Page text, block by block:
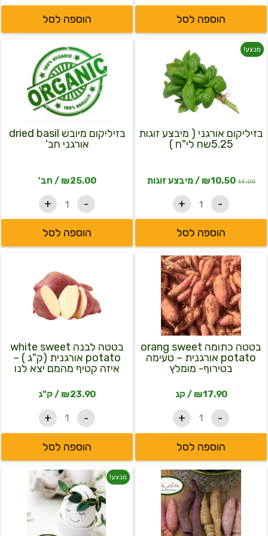
הוספה לסל הוספה לסל
מבצע!
בזיליקום אורגני ( מיבצע זוגות
5.25שח לי"ח )
14.00
המקורי
היה:
₪14.00.
₪10.50
המחיר
הנוכחי
הוא:
₪10.50.
/ מיבצע זוגות
-
של
בזיליקום
אורגני
(
מיבצע
זוגות
לי"ח
)
+
הוספה לסל
בזיליקום מיובש dried basil
אורגני חב'
₪25.00 / חב'
-
כמות
של
בזיליקום
מיובש
dried
basil
אורגני
חב'
+
הוספה לסל
בטטה כתומה orang sweet
potato אורגנית – טעימה
בטירוף- מומלץ
₪17.90 / קג
-
כמות
של
בטטה
כתומה
orang
sweet
potato
אורגנית
-
טעימה
בטירוף-
מומלץ
+
הוספה לסל
בטטה לבנה white sweet
potato אורגנית (ק"ג ) –
איזה קטיף מהמם יצא לנו
₪23.90 / ק"ג
-
בטטה
לבנה
white
sweet
potato
(ק"ג
)
-
איזה
מהמם
לנו
+
הוספה לסל
כמות
של
בטטה
סגולה
אורגנית
מבצע! המחיר
המקורי
היה:
המחיר
הנוכחי
הוא:
כמות
של
ביצים
אורגניות
מתרנגולות
מרעה